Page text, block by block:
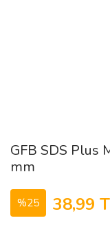
GFB SDS Plus
mm
%25 38,99